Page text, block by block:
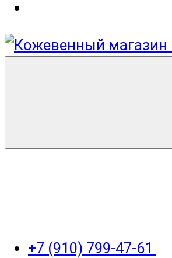
+7 (910) 799-47-61